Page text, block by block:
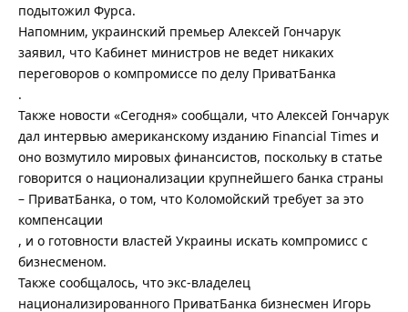
подытожил Фурса.
Напомним, украинский премьер Алексей Гончарук
заявил, что Кабинет министров не ведет никаких
переговоров о компромиссе по делу ПриватБанка
.
Также новости «Сегодня» сообщали, что Алексей Гончарук
дал интервью американскому изданию Financial Times и
оно возмутило мировых финансистов, поскольку в статье
говорится о национализации крупнейшего банка страны
– ПриватБанка, о том, что Коломойский требует за это
компенсации
, и о готовности властей Украины искать компромисс с
бизнесменом.
Также сообщалось, что экс-владелец
национализированного ПриватБанка бизнесмен Игорь